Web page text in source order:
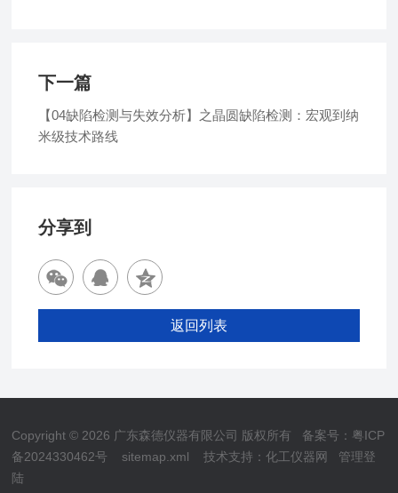
下一篇
【04缺陷检测与失效分析】之晶圆缺陷检测：宏观到纳
米级技术路线
分享到
返回列表
Copyright © 2026 广东森德仪器有限公司 版权所有 备案号：粤ICP
备2024330462号
sitemap.xml 技术支持：化工仪器网
管理登
陆